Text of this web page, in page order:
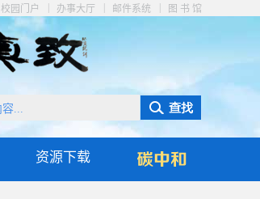
校园门户 办事大厅 邮件系统 图 书 馆
资源下载